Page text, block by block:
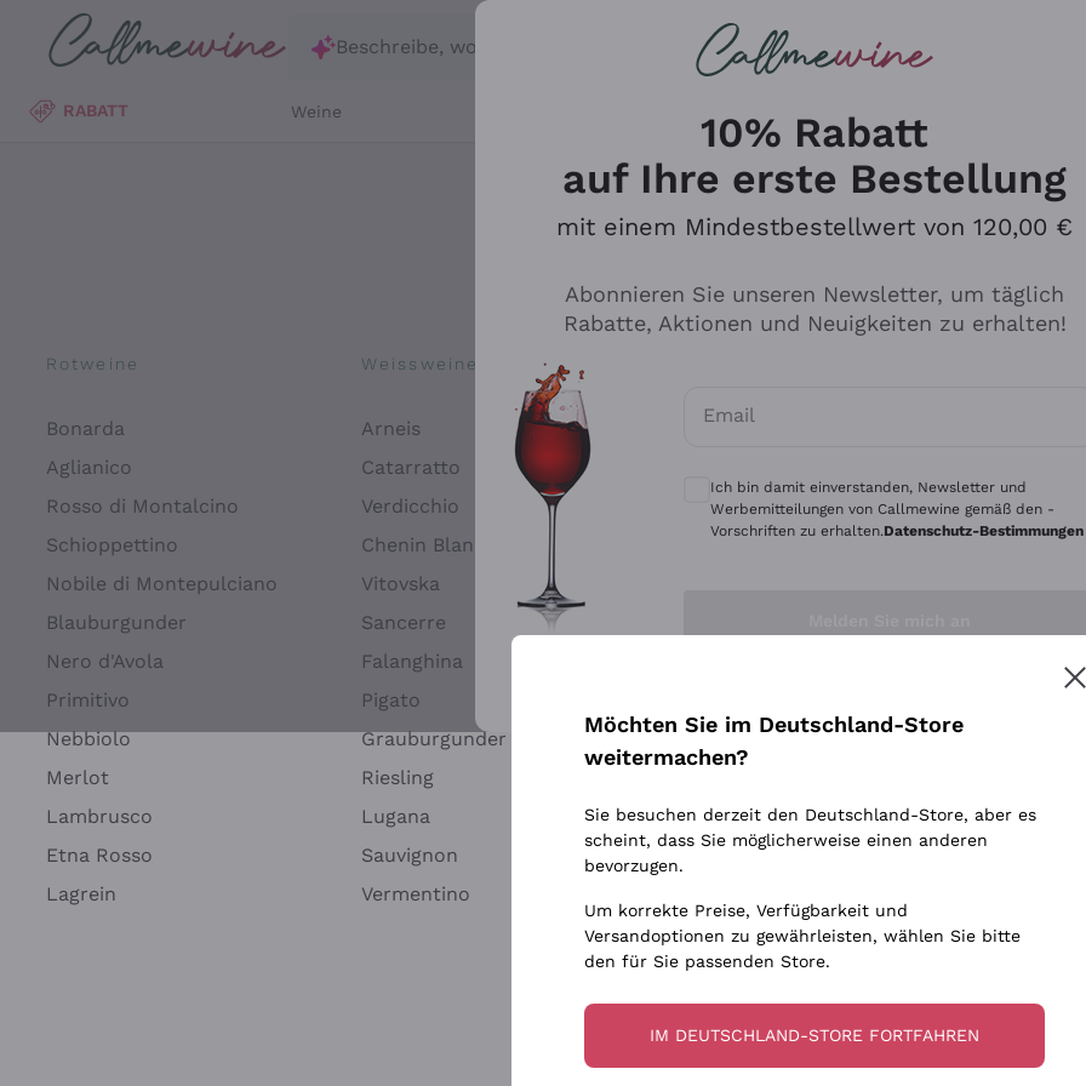
Zum Hauptinhalt springen
Beschreibe, wonach du suchst
RABATT Weine
Rotweine
Bonarda
Aglianico
Rosso di Montalcino
Schioppettino
Nobile di Montepulciano
Blauburgunder
Nero d'Avola
Primitivo
Nebbiolo
Merlot
Lambrusco
Etna Rosso
Lagrein
Weissweine
Arneis
Catarratto
Verdicchio
Chenin Blanc
Vitovska
Sancerre
Falanghina
Pigato
Grauburgunder
Riesling
Lugana
Sauvignon
Vermentino
Tenuta San Leonardo
Alessandra Divella
Ca' dei Frati
Biondi Santi
Quintarelli Giuseppe
Rinaldi Giuseppe
Egly Ouriet
Jacquesson
Agrapart
Für
Indigene
Ohne
10% Rabatt
auf Ihre erste Bestellung
mit einem Mindestbestellwert von 120,00 €
Abonnieren Sie unseren Newsletter, um täglich
Rabatte, Aktionen und Neuigkeiten zu erhalten!
Email
Optionale Einwilligungen zum Erhalt von
Ich bin damit einverstanden, Newsletter und
Werbemitteilungen von Callmewine gemäß den -
Vorschriften zu erhalten.Datenschutz-Bestimmungen
Möchten Sie im Deutschland-Store
weitermachen?
Sie besuchen derzeit den Deutschland-Store, aber es
scheint, dass Sie möglicherweise einen anderen
bevorzugen.
Um korrekte Preise, Verfügbarkeit und
Versandoptionen zu gewährleisten, wählen Sie bitte
den für Sie passenden Store.
IM DEUTSCHLAND-STORE FORTFAHREN